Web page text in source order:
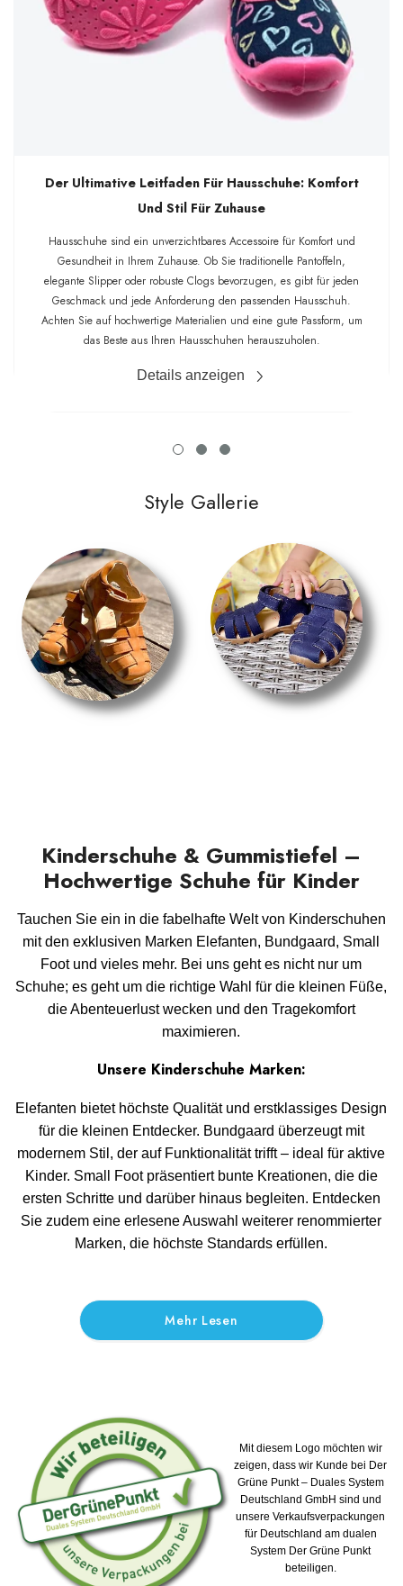
Der Ultimative Leitfaden Für Hausschuhe: Komfort
Und Stil Für Zuhause
Hausschuhe sind ein unverzichtbares Accessoire für Komfort und
Gesundheit in Ihrem Zuhause. Ob Sie traditionelle Pantoffeln,
elegante Slipper oder robuste Clogs bevorzugen, es gibt für jeden
Geschmack und jede Anforderung den passenden Hausschuh.
Achten Sie auf hochwertige Materialien und eine gute Passform, um
das Beste aus Ihren Hausschuhen herauszuholen.
Details anzeigen
Style Gallerie
Kinderschuhe & Gummistiefel –
Hochwertige Schuhe für Kinder
Tauchen Sie ein in die fabelhafte Welt von Kinderschuhen
mit den exklusiven Marken Elefanten, Bundgaard, Small
Foot und vieles mehr. Bei uns geht es nicht nur um
Schuhe; es geht um die richtige Wahl für die kleinen Füße,
die Abenteuerlust wecken und den Tragekomfort
maximieren.
Unsere Kinderschuhe Marken:
Elefanten bietet höchste Qualität und erstklassiges Design
für die kleinen Entdecker. Bundgaard überzeugt mit
modernem Stil, der auf Funktionalität trifft – ideal für aktive
Kinder. Small Foot präsentiert bunte Kreationen, die die
ersten Schritte und darüber hinaus begleiten. Entdecken
Sie zudem eine erlesene Auswahl weiterer renommierter
Marken, die höchste Standards erfüllen.
Mehr Lesen
Mit diesem Logo möchten wir
zeigen, dass wir Kunde bei Der
Grüne Punkt – Duales System
Deutschland GmbH sind und
unsere Verkaufsverpackungen
für Deutschland am dualen
System Der Grüne Punkt
beteiligen.